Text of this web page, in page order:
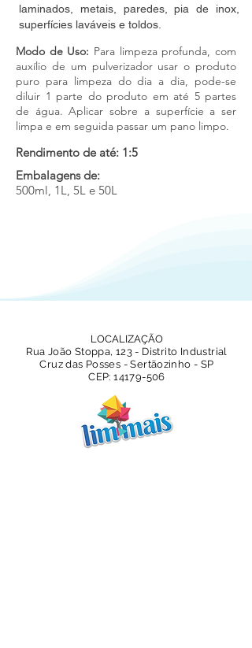
laminados, metais, paredes, pia de inox,
superfícies laváveis e toldos.
Modo de Uso: Para limpeza profunda, com
auxílio de um pulverizador usar o produto
puro para limpeza do dia a dia, pode-se
diluir 1 parte do produto em até 5 partes
de água. Aplicar sobre a superfície a ser
limpa e em seguida passar um pano limpo.
Rendimento de até: 1:5
Embalagens de:
500ml, 1L, 5L e 50L
LOCALIZAÇÃO
Rua João Stoppa, 123 - Distrito Industrial
Cruz das Posses - Sertãozinho - SP
CEP:14179-506